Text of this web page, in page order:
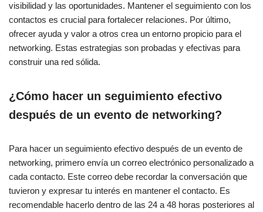
visibilidad y las oportunidades. Mantener el seguimiento con los
contactos es crucial para fortalecer relaciones. Por último,
ofrecer ayuda y valor a otros crea un entorno propicio para el
networking. Estas estrategias son probadas y efectivas para
construir una red sólida.
¿Cómo hacer un seguimiento efectivo
después de un evento de networking?
Para hacer un seguimiento efectivo después de un evento de
networking, primero envía un correo electrónico personalizado a
cada contacto. Este correo debe recordar la conversación que
tuvieron y expresar tu interés en mantener el contacto. Es
recomendable hacerlo dentro de las 24 a 48 horas posteriores al